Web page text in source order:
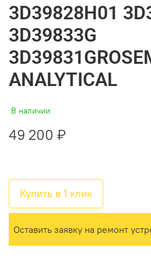
3D39828H01
3D39833G
ANALYTICAL
В наличии
49 200 ₽
Купить в 1 клик
Оставить заявку на ремонт